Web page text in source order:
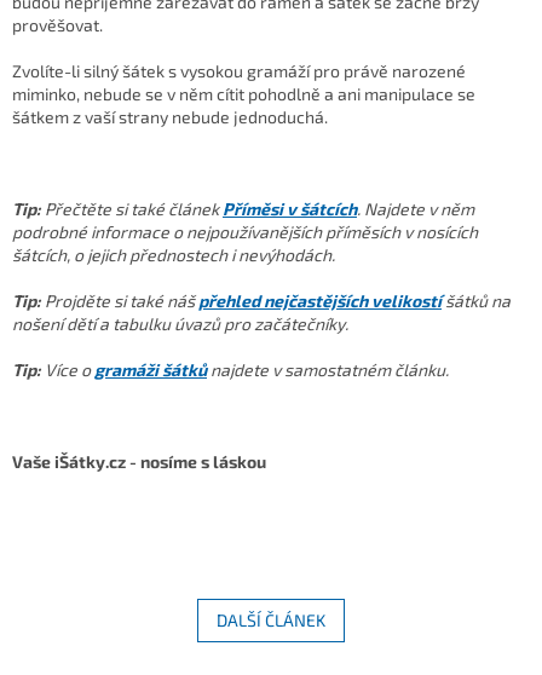
prověšovat.
Zvolíte-li silný šátek s vysokou gramáží pro právě narozené
miminko, nebude se v něm cítit pohodlně a ani manipulace se
šátkem z vaší strany nebude jednoduchá.
Tip: Přečtěte si také článekPříměsi v šátcích. Najdete v něm
podrobné informace o nejpoužívanějších příměsích v nosících
šátcích, o jejich přednostech i nevýhodách.
Tip: Projděte si také náš přehled nejčastějších velikostíšátků na
nošení dětí a tabulku úvazů pro začátečníky.
Tip: Více o gramáži šátkůnajdete v samostatném článku.
Vaše iŠátky.cz - nosíme s láskou
DALŠÍ ČLÁNEK